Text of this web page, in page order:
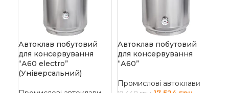
Автоклав побутовий
для консервування
“А60 electro”
(Універсальний)
Автоклав побутовий
для консервування
“А60”
Промислові автоклави